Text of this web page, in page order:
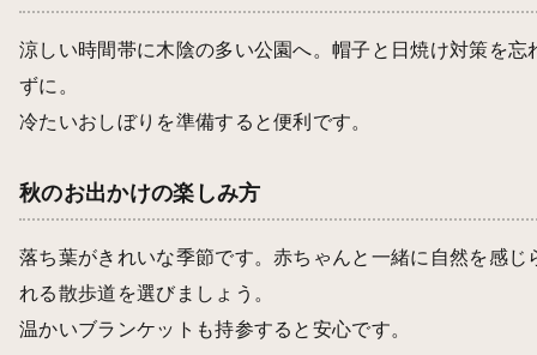
涼しい時間帯に木陰の多い公園へ。帽子と日焼け対策を忘
ずに。
冷たいおしぼりを準備すると便利です。
秋のお出かけの楽しみ方
落ち葉がきれいな季節です。赤ちゃんと一緒に自然を感じ
れる散歩道を選びましょう。
温かいブランケットも持参すると安心です。